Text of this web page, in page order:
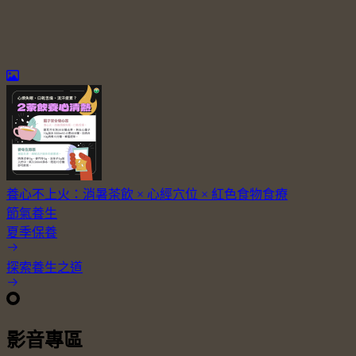
養心不上火：消暑茶飲 × 心經穴位 × 紅色食物食療
節氣養生
夏季保養
探索養生之道
影音專區